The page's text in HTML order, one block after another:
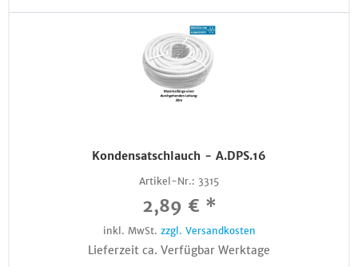
Kondensatschlauch - A.DPS.16
Artikel-Nr.: 3315
2,89 € *
inkl. MwSt. zzgl. Versandkosten
Lieferzeit ca. Verfügbar Werktage